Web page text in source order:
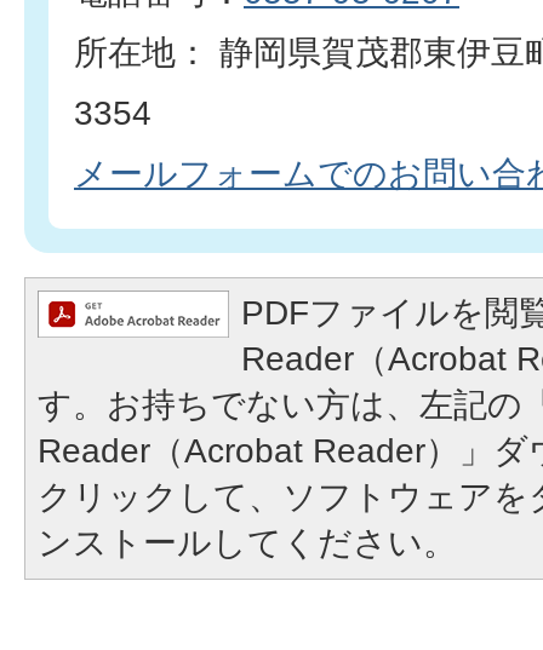
所在地： 静岡県賀茂郡東伊豆
3354
メールフォームでのお問い合
PDFファイルを閲
Reader（Acrobat
す。お持ちでない方は、左記の
Reader（Acrobat Reader）」
クリックして、ソフトウェア
ンストールしてください。